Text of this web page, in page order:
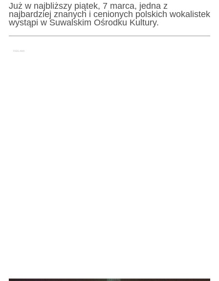
Już w najbliższy piątek, 7 marca, jedna z
najbardziej znanych i cenionych polskich wokalistek
wystąpi w Suwalskim Ośrodku Kultury.